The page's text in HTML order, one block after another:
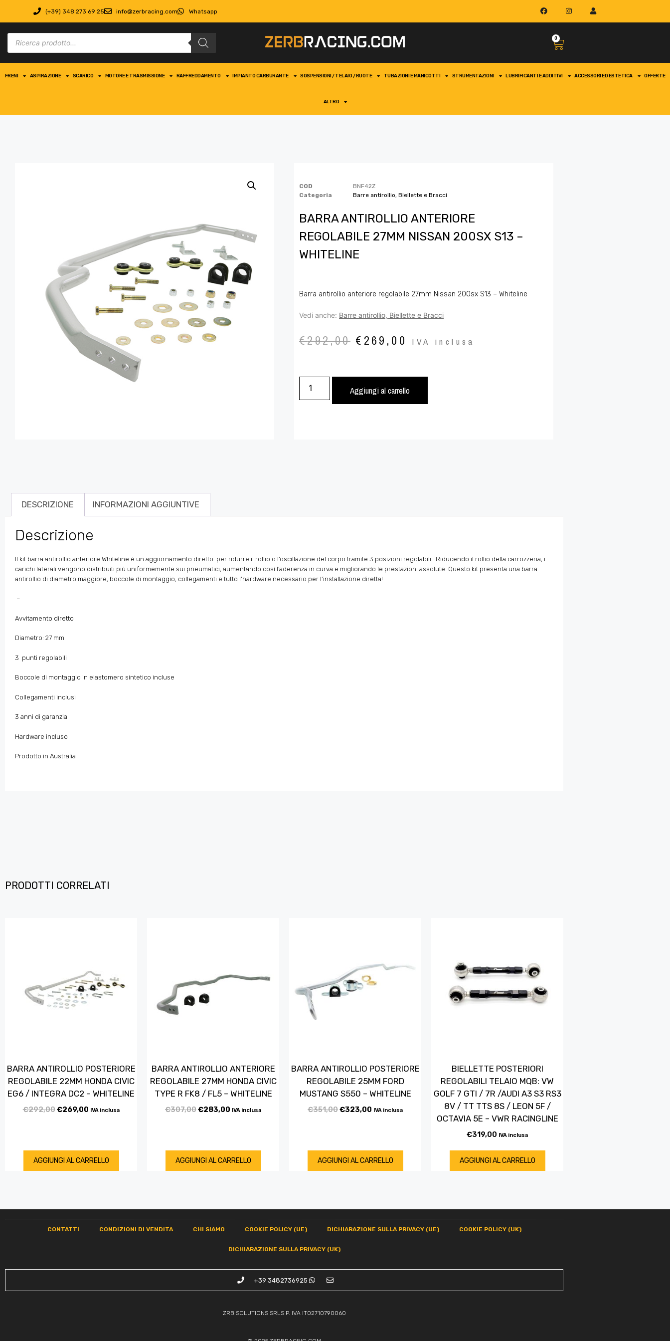
(+39) 348 273 69 25 info@zerbracing.com Whatsapp
0
FRENI ASPIRAZIONE SCARICO MOTORE E TRASMISSIONE RAFFREDDAMENTO IMPIANTO CARBURANTE SOSPENSIONI / TELAIO / RUOTE TUBAZIONI E MANICOTTI STRUMENTAZIONI LUBRIFICANTI E ADDITIVI ACCESSORI ED ESTETICA OFFERTE
ALTRO
COD
BNF42Z
Categoria
Barre antirollio, Biellette e Bracci
BARRA ANTIROLLIO ANTERIORE
REGOLABILE 27MM NISSAN 200SX S13 –
WHITELINE
Barra antirollio anteriore regolabile 27mm Nissan 200sx S13 – Whiteline
Vedi anche: Barre antirollio, Biellette e Bracci
€292,00 € 269,00 IVA inclusa
Aggiungi al carrello
DESCRIZIONE INFORMAZIONI AGGIUNTIVE
Descrizione
Il kit barra antirollio anteriore Whiteline è un aggiornamento diretto per ridurre il rollio o l’oscillazione del corpo tramite 3 posizioni regolabili. Riducendo il rollio della carrozzeria, i
carichi laterali vengono distribuiti più uniformemente sui pneumatici, aumentando così l’aderenza in curva e migliorando le prestazioni assolute. Questo kit presenta una barra
antirollio di diametro maggiore, boccole di montaggio, collegamenti e tutto l’hardware necessario per l’installazione diretta!
–
Avvitamento diretto
Diametro: 27 mm
3 punti regolabili
Boccole di montaggio in elastomero sintetico incluse
Collegamenti inclusi
3 anni di garanzia
Hardware incluso
Prodotto in Australia
PRODOTTI CORRELATI
BARRA ANTIROLLIO POSTERIORE
REGOLABILE 22MM HONDA CIVIC
EG6 / INTEGRA DC2 – WHITELINE
€292,00€269,00 IVA inclusa
AGGIUNGI AL CARRELLO
BARRA ANTIROLLIO ANTERIORE
REGOLABILE 27MM HONDA CIVIC
TYPE R FK8 / FL5 – WHITELINE
€307,00€283,00 IVA inclusa
AGGIUNGI AL CARRELLO
BARRA ANTIROLLIO POSTERIORE
REGOLABILE 25MM FORD
MUSTANG S550 – WHITELINE
€351,00€323,00 IVA inclusa
AGGIUNGI AL CARRELLO
BIELLETTE POSTERIORI
REGOLABILI TELAIO MQB: VW
GOLF 7 GTI / 7R /AUDI A3 S3 RS3
8V / TT TTS 8S / LEON 5F /
OCTAVIA 5E – VWR RACINGLINE
€319,00 IVA inclusa
AGGIUNGI AL CARRELLO
CONTATTI CONDIZIONI DI VENDITA CHI SIAMO COOKIE POLICY (UE) DICHIARAZIONE SULLA PRIVACY (UE) COOKIE POLICY (UK)
DICHIARAZIONE SULLA PRIVACY (UK)
+39 3482736925
ZRB SOLUTIONS SRLS P. IVA IT02710790060